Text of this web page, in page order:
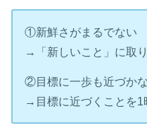
①新鮮さがまるでない
→「新しいこと」に取
②目標に一歩も近づか
→目標に近づくことを1